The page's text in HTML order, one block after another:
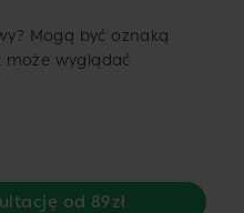
Mogą być oznaką
może wyglądać
od 89zł